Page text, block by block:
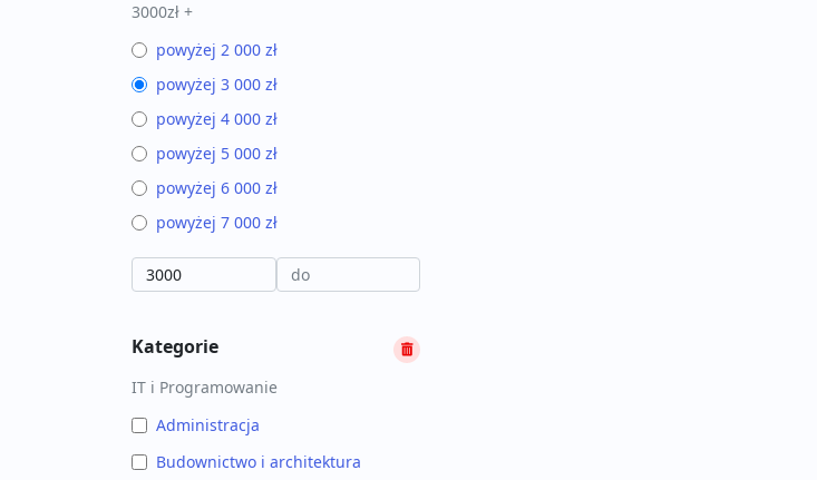
3000zł +
powyżej 2 000 zł
powyżej 3 000 zł
powyżej 4 000 zł
powyżej 5 000 zł
powyżej 6 000 zł
powyżej 7 000 zł
Kategorie
IT i Programowanie
Administracja
Budownictwo i architektura